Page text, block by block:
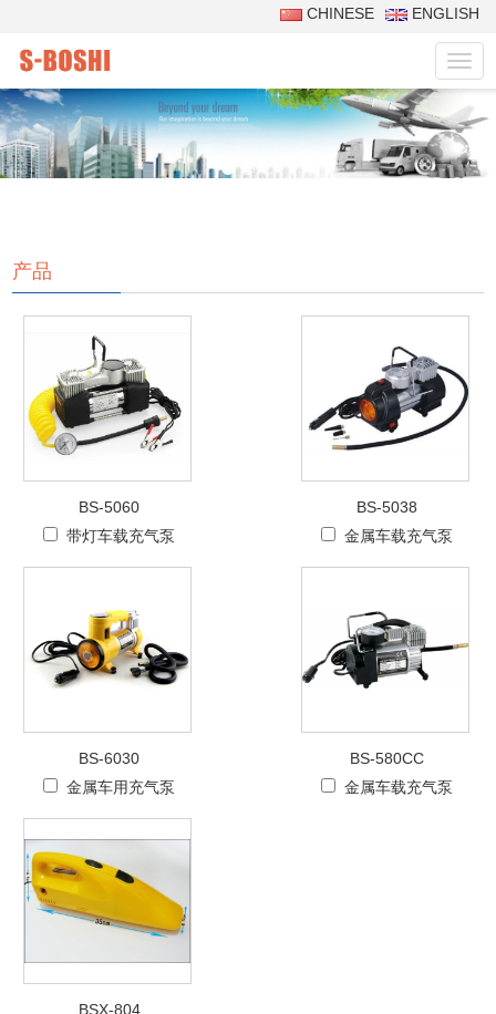
CHINESE ENGLISH
菜
单
产品
BS-5060
带灯车载充气泵
BS-5038
金属车载充气泵
BS-6030
金属车用充气泵
BS-580CC
金属车载充气泵
BSX-804